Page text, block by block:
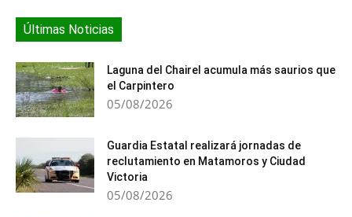
Últimas Noticias
Laguna del Chairel acumula más saurios que
el Carpintero
05/08/2026
Guardia Estatal realizará jornadas de
reclutamiento en Matamoros y Ciudad
Victoria
05/08/2026